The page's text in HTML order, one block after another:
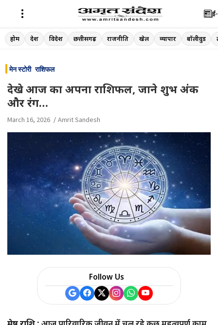
Skip
to
होम देश विदेश छत्तीसगढ़ राजनीति खेल व्यापार बॉलीवुड
मेन स्टोरी राशिफल
देखे आज का अपना राशिफल, जाने शुभ अंक
और रंग…
March 16, 2026 Amrit Sandesh
Follow Us